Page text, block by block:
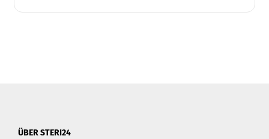
ÜBER STERI24